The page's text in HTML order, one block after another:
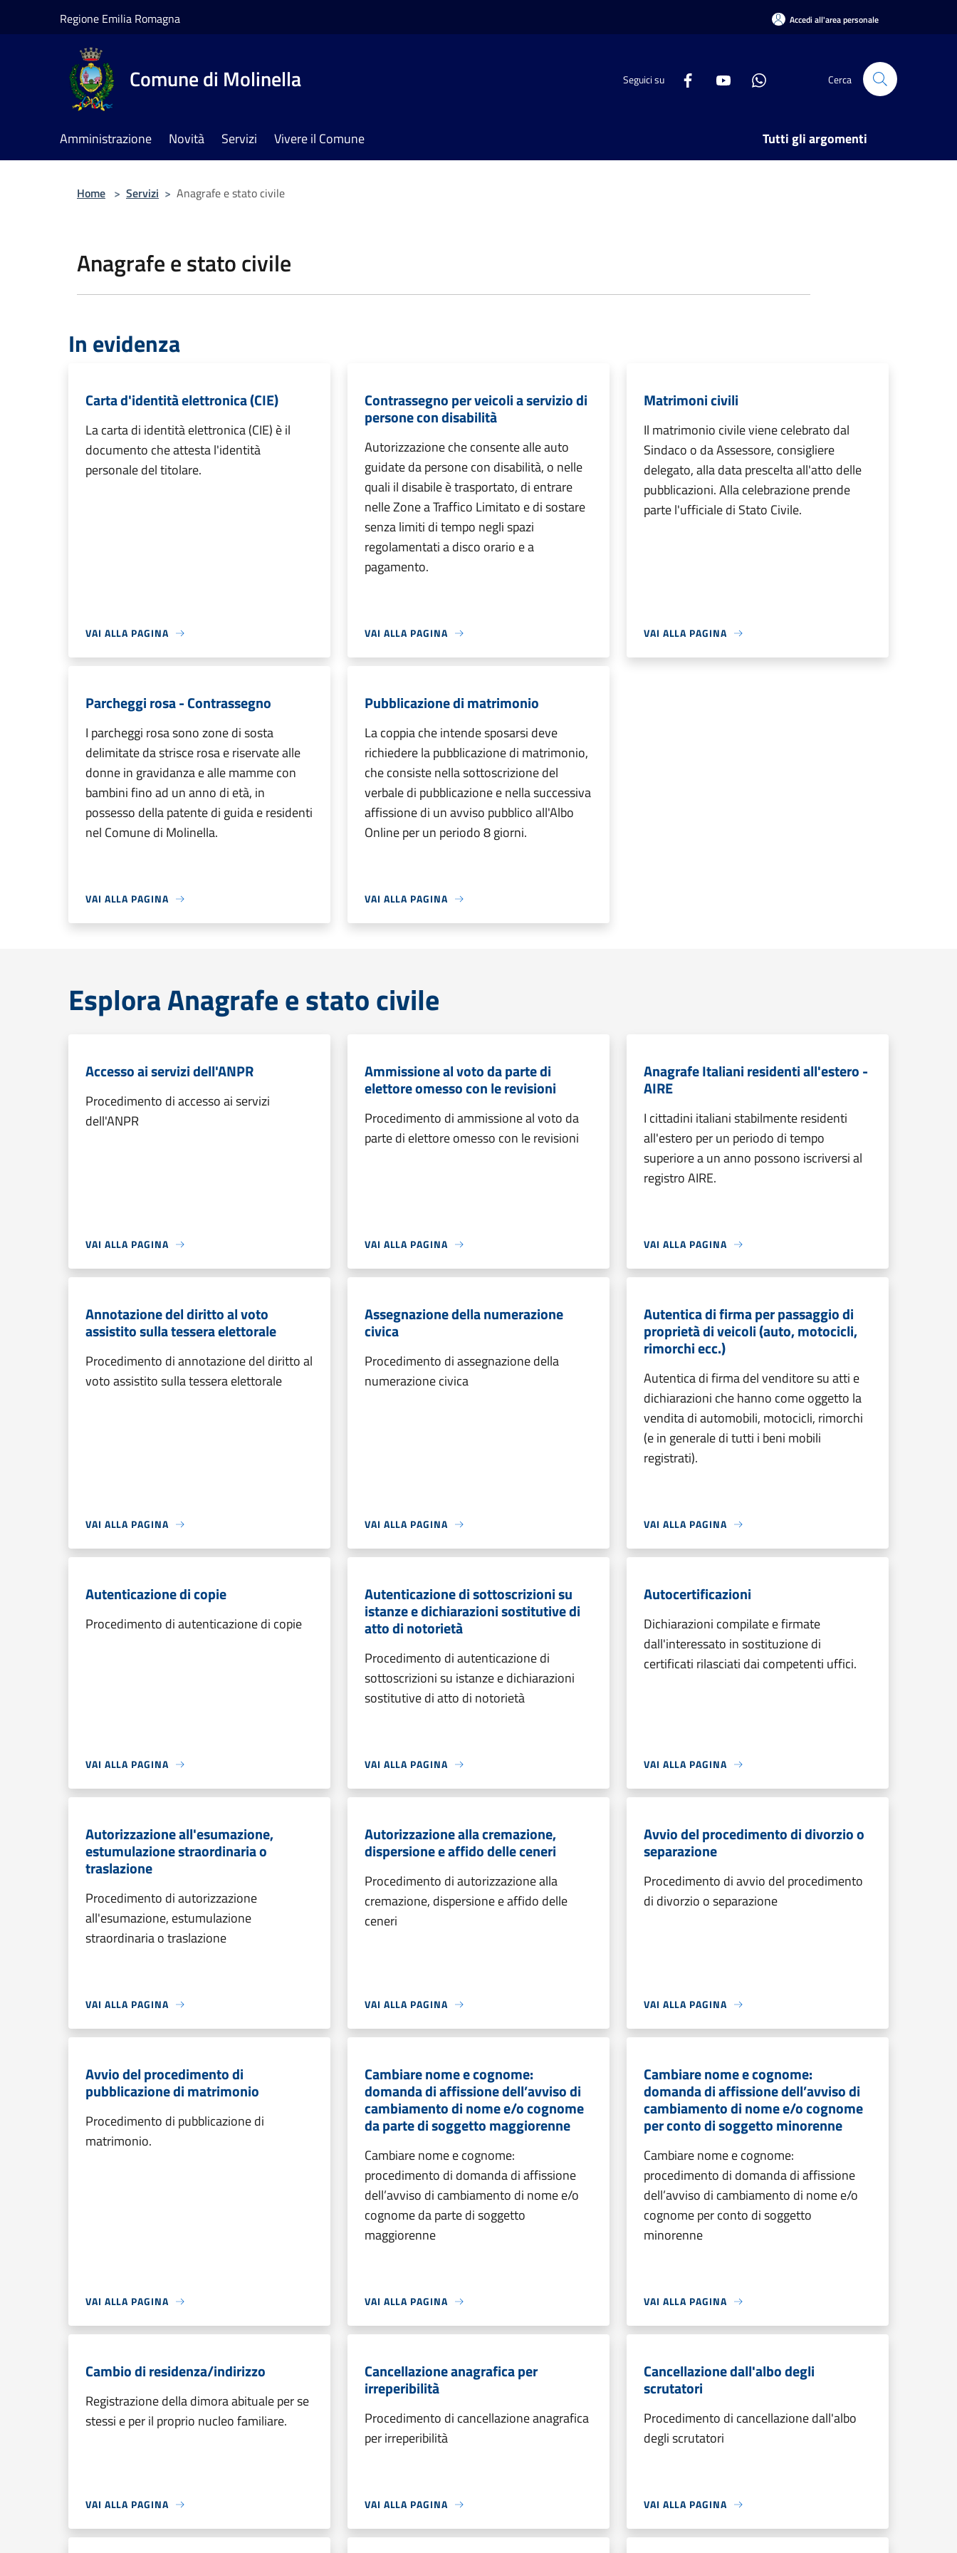
Regione Emilia Romagna Accedi all'area personale
Comune di Molinella Seguici su Cerca
Amministrazione Novità Servizi Vivere il Comune Tutti gli argomenti
Home > Servizi > Anagrafe e stato civile
Anagrafe e stato civile
In evidenza
Carta d'identità elettronica (CIE)
La carta di identità elettronica (CIE) è il
documento che attesta l'identità
personale del titolare.
VAI ALLA PAGINA
Contrassegno per veicoli a servizio di
persone con disabilità
Autorizzazione che consente alle auto
guidate da persone con disabilità, o nelle
quali il disabile è trasportato, di entrare
nelle Zone a Traffico Limitato e di sostare
senza limiti di tempo negli spazi
regolamentati a disco orario e a
pagamento.
VAI ALLA PAGINA
Matrimoni civili
Il matrimonio civile viene celebrato dal
Sindaco o da Assessore, consigliere
delegato, alla data prescelta all'atto delle
pubblicazioni. Alla celebrazione prende
parte l'ufficiale di Stato Civile.
VAI ALLA PAGINA
Parcheggi rosa - Contrassegno
I parcheggi rosa sono zone di sosta
delimitate da strisce rosa e riservate alle
donne in gravidanza e alle mamme con
bambini fino ad un anno di età, in
possesso della patente di guida e residenti
nel Comune di Molinella.
VAI ALLA PAGINA
Pubblicazione di matrimonio
La coppia che intende sposarsi deve
richiedere la pubblicazione di matrimonio,
che consiste nella sottoscrizione del
verbale di pubblicazione e nella successiva
affissione di un avviso pubblico all'Albo
Online per un periodo 8 giorni.
VAI ALLA PAGINA
Esplora Anagrafe e stato civile
Accesso ai servizi dell'ANPR
Procedimento di accesso ai servizi
dell'ANPR
VAI ALLA PAGINA
Ammissione al voto da parte di
elettore omesso con le revisioni
Procedimento di ammissione al voto da
parte di elettore omesso con le revisioni
VAI ALLA PAGINA
Anagrafe Italiani residenti all'estero -
AIRE
I cittadini italiani stabilmente residenti
all'estero per un periodo di tempo
superiore a un anno possono iscriversi al
registro AIRE.
VAI ALLA PAGINA
Annotazione del diritto al voto
assistito sulla tessera elettorale
Procedimento di annotazione del diritto al
voto assistito sulla tessera elettorale
VAI ALLA PAGINA
Assegnazione della numerazione
civica
Procedimento di assegnazione della
numerazione civica
VAI ALLA PAGINA
Autentica di firma per passaggio di
proprietà di veicoli (auto, motocicli,
rimorchi ecc.)
Autentica di firma del venditore su atti e
dichiarazioni che hanno come oggetto la
vendita di automobili, motocicli, rimorchi
(e in generale di tutti i beni mobili
registrati).
VAI ALLA PAGINA
Autenticazione di copie
Procedimento di autenticazione di copie
VAI ALLA PAGINA
Autenticazione di sottoscrizioni su
istanze e dichiarazioni sostitutive di
atto di notorietà
Procedimento di autenticazione di
sottoscrizioni su istanze e dichiarazioni
sostitutive di atto di notorietà
VAI ALLA PAGINA
Autocertificazioni
Dichiarazioni compilate e firmate
dall'interessato in sostituzione di
certificati rilasciati dai competenti uffici.
VAI ALLA PAGINA
Autorizzazione all'esumazione,
estumulazione straordinaria o
traslazione
Procedimento di autorizzazione
all'esumazione, estumulazione
straordinaria o traslazione
VAI ALLA PAGINA
Autorizzazione alla cremazione,
dispersione e affido delle ceneri
Procedimento di autorizzazione alla
cremazione, dispersione e affido delle
ceneri
VAI ALLA PAGINA
Avvio del procedimento di divorzio o
separazione
Procedimento di avvio del procedimento
di divorzio o separazione
VAI ALLA PAGINA
Avvio del procedimento di
pubblicazione di matrimonio
Procedimento di pubblicazione di
matrimonio.
VAI ALLA PAGINA
Cambiare nome e cognome:
domanda di affissione dell’avviso di
cambiamento di nome e/o cognome
da parte di soggetto maggiorenne
Cambiare nome e cognome:
procedimento di domanda di affissione
dell’avviso di cambiamento di nome e/o
cognome da parte di soggetto
maggiorenne
VAI ALLA PAGINA
Cambiare nome e cognome:
domanda di affissione dell’avviso di
cambiamento di nome e/o cognome
per conto di soggetto minorenne
Cambiare nome e cognome:
procedimento di domanda di affissione
dell’avviso di cambiamento di nome e/o
cognome per conto di soggetto
minorenne
VAI ALLA PAGINA
Cambio di residenza/indirizzo
Registrazione della dimora abituale per se
stessi e per il proprio nucleo familiare.
VAI ALLA PAGINA
Cancellazione anagrafica per
irreperibilità
Procedimento di cancellazione anagrafica
per irreperibilità
VAI ALLA PAGINA
Cancellazione dall'albo degli
scrutatori
Procedimento di cancellazione dall'albo
degli scrutatori
VAI ALLA PAGINA